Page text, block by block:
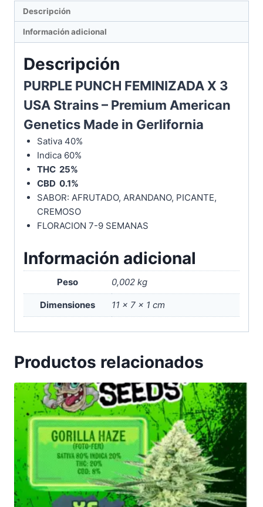
Descripción
Información adicional
Descripción
PURPLE PUNCH FEMINIZADA X 3
USA Strains – Premium American
Genetics Made in Gerlifornia
Sativa 40%
Indica 60%
THC 25%
CBD 0.1%
SABOR: AFRUTADO, ARANDANO, PICANTE,
CREMOSO
FLORACION 7-9 SEMANAS
Información adicional
Peso 0,002 kg
Dimensiones 11 × 7 × 1 cm
Productos relacionados